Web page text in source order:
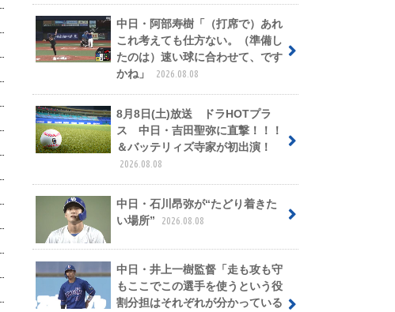
中日・阿部寿樹「（打席で）あれ
これ考えても仕方ない。（準備し
たのは）速い球に合わせて、です
かね」
2026.08.08
8月8日(土)放送 ドラHOTプラ
ス 中日・吉田聖弥に直撃！！！
＆バッテリィズ寺家が初出演！
2026.08.08
中日・石川昂弥が“たどり着きた
い場所”
2026.08.08
中日・井上一樹監督「走も攻も守
もここでこの選手を使うという役
割分担はそれぞれが分かっている